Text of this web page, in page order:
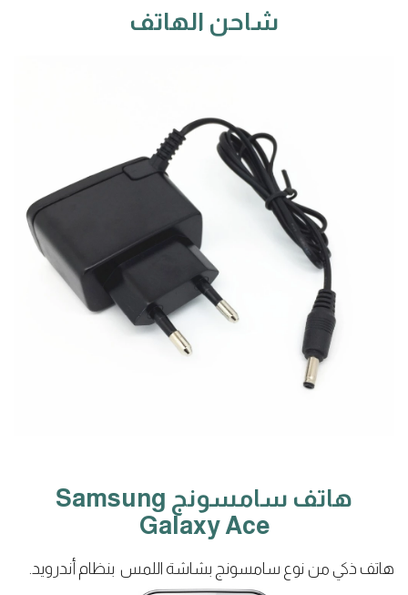
شاحن الهاتف
هاتف سامسونج Samsung
Galaxy Ace
هاتف ذكي من نوع سامسونج بشاشة اللمس بنظام أندرويد.